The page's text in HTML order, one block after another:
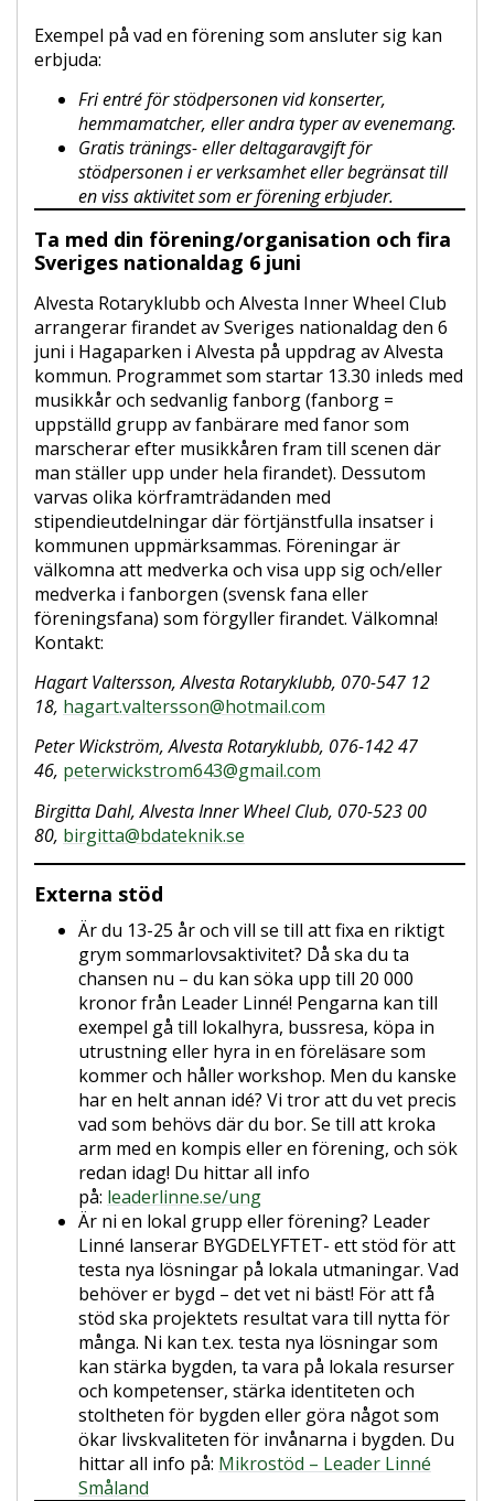
Exempel på vad en förening som ansluter sig kan
erbjuda:
Fri entré för stödpersonen vid konserter,
hemmamatcher, eller andra typer av evenemang.
Gratis tränings- eller deltagaravgift för
stödpersonen i er verksamhet eller begränsat till
en viss aktivitet som er förening erbjuder.
Ta med din förening/organisation och fira
Sveriges nationaldag 6 juni
Alvesta Rotaryklubb och Alvesta Inner Wheel Club
arrangerar firandet av Sveriges nationaldag den 6
juni i Hagaparken i Alvesta på uppdrag av Alvesta
kommun. Programmet som startar 13.30 inleds med
musikkår och sedvanlig fanborg (fanborg =
uppställd grupp av fanbärare med fanor som
marscherar efter musikkåren fram till scenen där
man ställer upp under hela firandet). Dessutom
varvas olika körframträdanden med
stipendieutdelningar där förtjänstfulla insatser i
kommunen uppmärksammas. Föreningar är
välkomna att medverka och visa upp sig och/eller
medverka i fanborgen (svensk fana eller
föreningsfana) som förgyller firandet. Välkomna!
Kontakt:
Hagart Valtersson, Alvesta Rotaryklubb, 070-547 12
18, hagart.valtersson@hotmail.com
Peter Wickström, Alvesta Rotaryklubb, 076-142 47
46, peterwickstrom643@gmail.com
Birgitta Dahl, Alvesta Inner Wheel Club, 070-523 00
80, birgitta@bdateknik.se
Externa stöd
Är du 13-25 år och vill se till att fixa en riktigt
grym sommarlovsaktivitet? Då ska du ta
chansen nu – du kan söka upp till 20 000
kronor från Leader Linné! Pengarna kan till
exempel gå till lokalhyra, bussresa, köpa in
utrustning eller hyra in en föreläsare som
kommer och håller workshop. Men du kanske
har en helt annan idé? Vi tror att du vet precis
vad som behövs där du bor. Se till att kroka
arm med en kompis eller en förening, och sök
redan idag! Du hittar all info
på: leaderlinne.se/ung
Är ni en lokal grupp eller förening? Leader
Linné lanserar BYGDELYFTET- ett stöd för att
testa nya lösningar på lokala utmaningar. Vad
behöver er bygd – det vet ni bäst! För att få
stöd ska projektets resultat vara till nytta för
många. Ni kan t.ex. testa nya lösningar som
kan stärka bygden, ta vara på lokala resurser
och kompetenser, stärka identiteten och
stoltheten för bygden eller göra något som
ökar livskvaliteten för invånarna i bygden. Du
hittar all info på: Mikrostöd – Leader Linné
Småland